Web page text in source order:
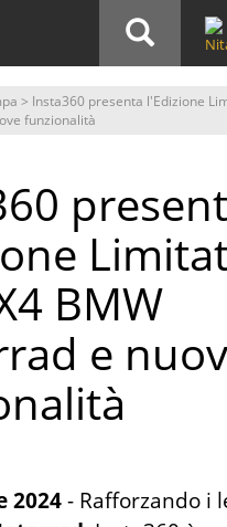
> Insta360 presenta l'Edizione
funzionalità
BMW
e
2024- Rafforzando i